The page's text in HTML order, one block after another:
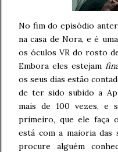
No fim do episódio
na casa de Nora, e é
os óculos VR do rosto
Embora eles estejam
os seus dias estão
de ter sido subido a
mais de 100 vezes, e
primeiro, que ele faça o
está com a maioria das
procure alguém